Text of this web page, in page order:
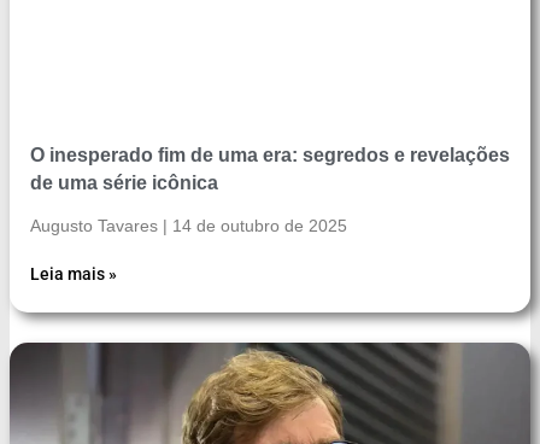
O inesperado fim de uma era: segredos e revelações
de uma série icônica
Augusto Tavares 14 de outubro de 2025
Leia mais »